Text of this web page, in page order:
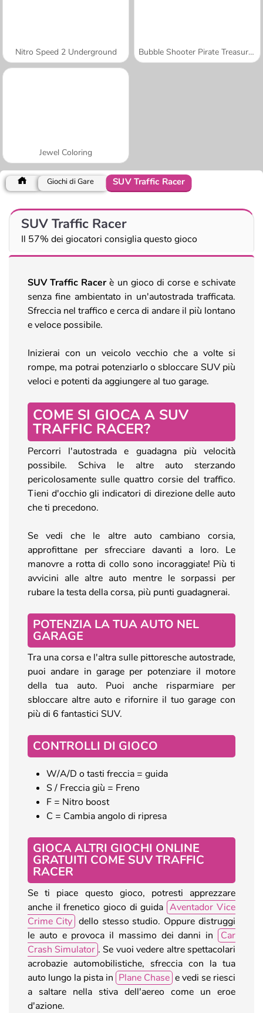
Nitro Speed 2 Underground Bubble Shooter Pirate Treasures
Jewel Coloring
Giochi di Gare SUV Traffic Racer
SUV Traffic Racer
Il 57% dei giocatori consiglia questo gioco
SUV Traffic Racerè un gioco di corse e schivate
senza fine ambientato in un'autostrada trafficata.
Sfreccia nel traffico e cerca di andare il più lontano
e veloce possibile.
Inizierai con un veicolo vecchio che a volte si
rompe, ma potrai potenziarlo o sbloccare SUV più
veloci e potenti da aggiungere al tuo garage.
COME SI GIOCA A SUV
TRAFFIC RACER?
Percorri l'autostrada e guadagna più velocità
possibile. Schiva le altre auto sterzando
pericolosamente sulle quattro corsie del traffico.
Tieni d'occhio gli indicatori di direzione delle auto
che ti precedono.
Se vedi che le altre auto cambiano corsia,
approfittane per sfrecciare davanti a loro. Le
manovre a rotta di collo sono incoraggiate! Più ti
avvicini alle altre auto mentre le sorpassi per
rubare la testa della corsa, più punti guadagnerai.
POTENZIA LA TUA AUTO NEL
GARAGE
Tra una corsa e l'altra sulle pittoresche autostrade,
puoi andare in garage per potenziare il motore
della tua auto. Puoi anche risparmiare per
sbloccare altre auto e rifornire il tuo garage con
più di 6 fantastici SUV.
CONTROLLI DI GIOCO
W/A/D o tasti freccia = guida
S / Freccia giù = Freno
F = Nitro boost
C = Cambia angolo di ripresa
GIOCA ALTRI GIOCHI ONLINE
GRATUITI COME SUV TRAFFIC
RACER
Se ti piace questo gioco, potresti apprezzare
anche il frenetico gioco di guida Aventador Vice
Crime City dello stesso studio. Oppure distruggi
le auto e provoca il massimo dei danni in
Car
Crash Simulator . Se vuoi vedere altre spettacolari
acrobazie automobilistiche, sfreccia con la tua
auto lungo la pista in Plane Chase e vedi se riesci
a saltare nella stiva dell'aereo come un eroe
d'azione.